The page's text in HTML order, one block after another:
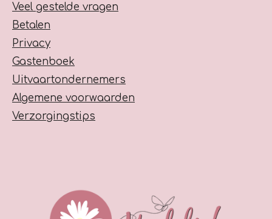
Veel gestelde vragen
Betalen
Privacy
Gastenboek
Uitvaartondernemers
Algemene voorwaarden
Verzorgingstips